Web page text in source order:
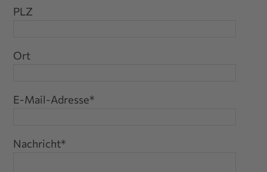
PLZ
Ort
E-Mail-Adresse*
Nachricht*